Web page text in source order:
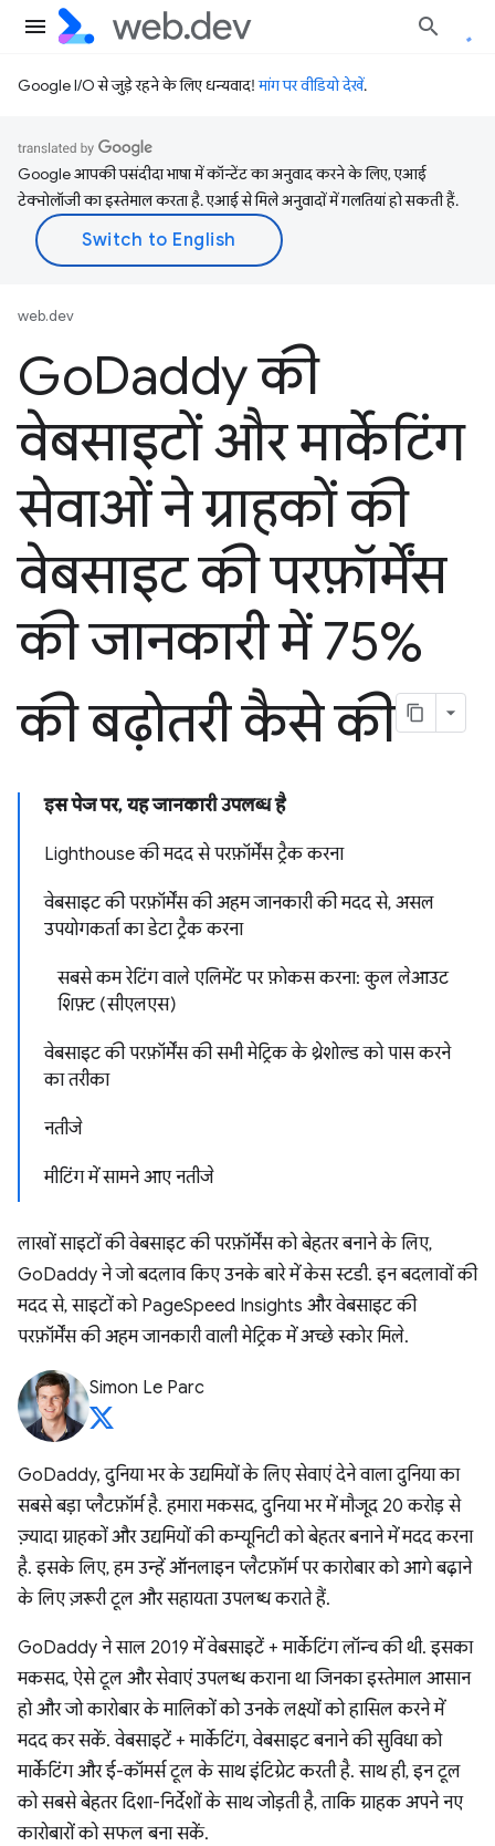
Google I/O से जुड़े रहने के लिए धन्यवाद!मांग पर वीडियो देखें.
Google आपकी पसंदीदा भाषा में कॉन्टेंट का अनुवाद करने के लिए, एआई
टेक्नोलॉजी का इस्तेमाल करता है. एआई से मिले अनुवादों में गलतियां हो सकती हैं.
web.dev
GoDaddy की
वेबसाइटों और मार्केटिंग
सेवाओं ने ग्राहकों की
वेबसाइट की परफ़ॉर्मेंस
की जानकारी में 75%
की बढ़ोतरी कैसे की
इस पेज पर, यह जानकारी उपलब्ध है
Lighthouse की मदद से परफ़ॉर्मेंस ट्रैक करना
वेबसाइट की परफ़ॉर्मेंस की अहम जानकारी की मदद से, असल
उपयोगकर्ता का डेटा ट्रैक करना
सबसे कम रेटिंग वाले एलिमेंट पर फ़ोकस करना: कुल लेआउट
शिफ़्ट (सीएलएस)
वेबसाइट की परफ़ॉर्मेंस की सभी मेट्रिक के थ्रेशोल्ड को पास करने
का तरीका
नतीजे
मीटिंग में सामने आए नतीजे
लाखों साइटों की वेबसाइट की परफ़ॉर्मेंस को बेहतर बनाने के लिए,
GoDaddy ने जो बदलाव किए उनके बारे में केस स्टडी. इन बदलावों की
मदद से, साइटों को PageSpeed Insights और वेबसाइट की
परफ़ॉर्मेंस की अहम जानकारी वाली मेट्रिक में अच्छे स्कोर मिले.
Simon Le Parc
GoDaddy, दुनिया भर के उद्यमियों के लिए सेवाएं देने वाला दुनिया का
सबसे बड़ा प्लैटफ़ॉर्म है. हमारा मकसद, दुनिया भर में मौजूद 20 करोड़ से
ज़्यादा ग्राहकों और उद्यमियों की कम्यूनिटी को बेहतर बनाने में मदद करना
है. इसके लिए, हम उन्हें ऑनलाइन प्लैटफ़ॉर्म पर कारोबार को आगे बढ़ाने
के लिए ज़रूरी टूल और सहायता उपलब्ध कराते हैं.
GoDaddy ने साल 2019 में वेबसाइटें + मार्केटिंग लॉन्च की थी. इसका
मकसद, ऐसे टूल और सेवाएं उपलब्ध कराना था जिनका इस्तेमाल आसान
हो और जो कारोबार के मालिकों को उनके लक्ष्यों को हासिल करने में
मदद कर सकें. वेबसाइटें + मार्केटिंग, वेबसाइट बनाने की सुविधा को
मार्केटिंग और ई-कॉमर्स टूल के साथ इंटिग्रेट करती है. साथ ही, इन टूल
को सबसे बेहतर दिशा-निर्देशों के साथ जोड़ती है, ताकि ग्राहक अपने नए
कारोबारों को सफल बना सकें.